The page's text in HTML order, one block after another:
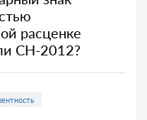
расценке
СН-2012?